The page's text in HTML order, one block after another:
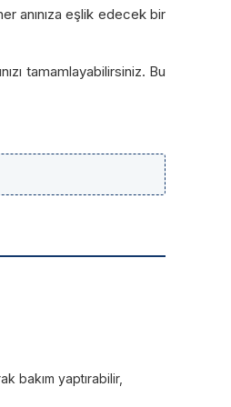
anınıza eşlik edecek bir
tamamlayabilirsiniz. Bu
bakım yaptırabilir,